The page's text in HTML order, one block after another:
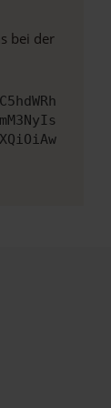
bei der